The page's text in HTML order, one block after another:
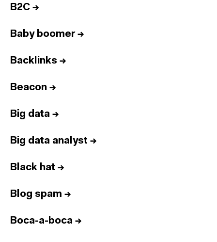
B2C →
Baby boomer→
Backlinks →
Beacon →
Big data →
Big data analyst →
Black hat →
Blog spam →
Boca-a-boca →